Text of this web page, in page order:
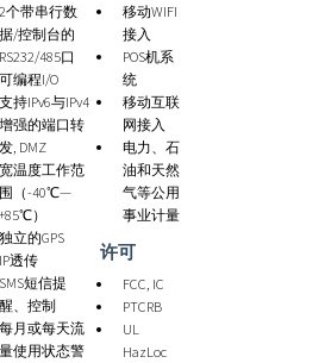
个带串行数
/控制台的
485口
编程I/O
持IPv6与IPv4
强的端口转
, DMZ
温度工作范
（-40℃—
）
立的GPS
透传
短信提
、控制
月或每天流
使用状态警
移动WIFI
接入
POS机系
统
移动互联
网接入
电力、石
油和天然
气等公用
事业计量
许可
FCC, IC
PTCRB
UL
HazLoc